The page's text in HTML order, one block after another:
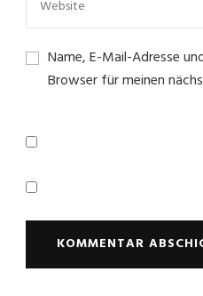
Name, E-Mail-Adresse
Browser für meinen